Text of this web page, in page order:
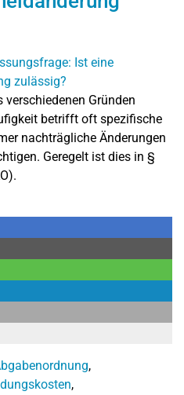
Gründen
betrifft oft spezifische
nachträgliche Änderungen
Geregelt ist dies in §
,
,